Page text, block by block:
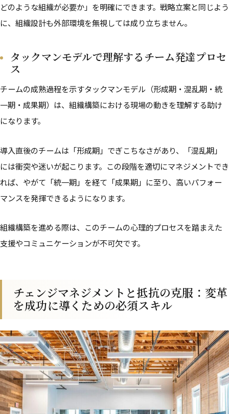
どのような組織が必要か」を明確にできます。戦略立案と同じよう
に、組織設計も外部環境を無視しては成り立ちません。
タックマンモデルで理解するチーム発達プロセ
ス
チームの成熟過程を示すタックマンモデル（形成期・混乱期・統
一期・成果期）は、組織構築における現場の動きを理解する助け
になります。
導入直後のチームは「形成期」でぎこちなさがあり、「混乱期」
には衝突や迷いが起こります。この段階を適切にマネジメントでき
れば、やがて「統一期」を経て「成果期」に至り、高いパフォー
マンスを発揮できるようになります。
組織構築を進める際は、このチームの心理的プロセスを踏まえた
支援やコミュニケーションが不可欠です。
チェンジマネジメントと抵抗の克服：変革
を成功に導くための必須スキル